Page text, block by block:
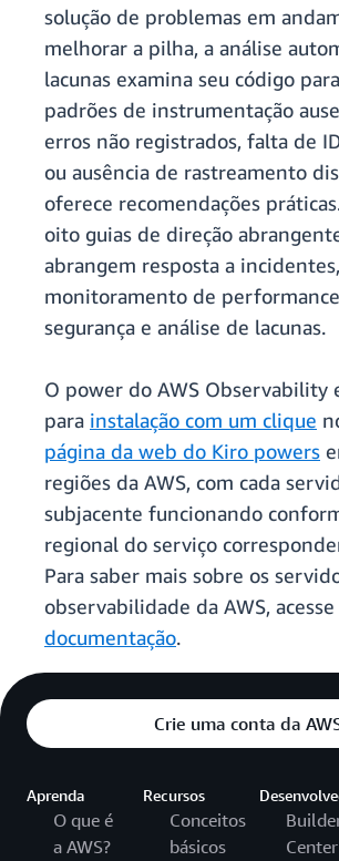
solução de problemas em
melhorar a pilha, a análise
lacunas examina seu código
padrões de instrumentação
erros não registrados, falta de
ou ausência de rastreamento
oferece recomendações
oito guias de direção
abrangem resposta a
monitoramento de
segurança e análise de lacunas.
O power do AWS Observability
para instalação com um clique
página da web do Kiro powers
regiões da AWS, com cada
subjacente funcionando
regional do serviço
Para saber mais sobre os
observabilidade da AWS, acesse
documentação.
Crie uma conta da
Aprenda
O que é
a AWS?
Recursos
Conceitos
básicos
Center